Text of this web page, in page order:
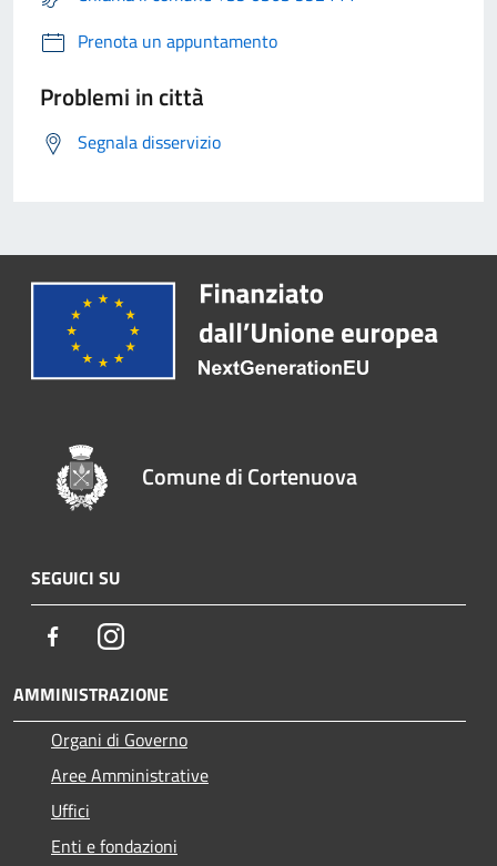
Prenota un appuntamento
Problemi in città
Segnala disservizio
Comune di Cortenuova
SEGUICI SU
FacebookInstagram
AMMINISTRAZIONE
Organi di Governo
Aree Amministrative
Uffici
Enti e fondazioni